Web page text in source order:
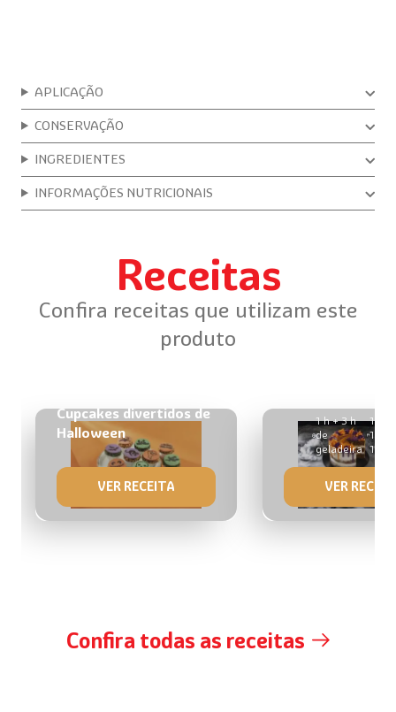
APLICAÇÃO
CONSERVAÇÃO
INGREDIENTES
INFORMAÇÕES NUTRICIONAIS
Receitas
Confira receitas que utilizam este
produto
Cupcakes divertidos de
Halloween
VER RECEITA
1 h + 3 h
de
geladeira
1
15
15
VER
Confira todas as receitas